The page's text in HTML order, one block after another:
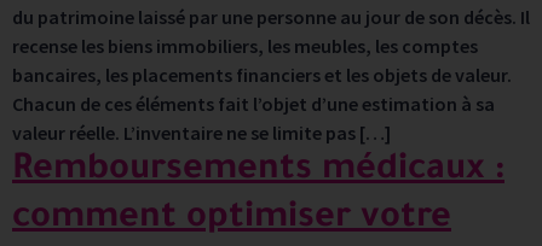
du patrimoine laissé par une personne au jour de son décès. Il
recense les biens immobiliers, les meubles, les comptes
bancaires, les placements financiers et les objets de valeur.
Chacun de ces éléments fait l’objet d’une estimation à sa
valeur réelle. L’inventaire ne se limite pas […]
Remboursements médicaux :
comment optimiser votre